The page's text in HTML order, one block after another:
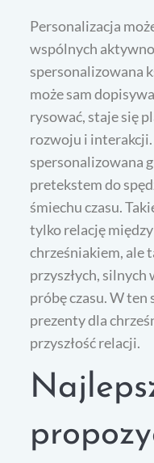
Personalizacja
wspólnych
spersonalizowana
może sam
rysować, staje się
rozwoju i
spersonalizowana
pretekstem do
śmiechu czasu.
tylko relację
chrześniakiem, ale
przyszłych,
próbę czasu. W
prezenty dla
przyszłość relacji.